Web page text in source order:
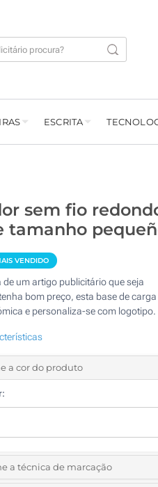
ESCRITA
sem fio
tamanho
VENDIDO
de um artigo publicitário que seja
bom preço, esta base de
e personaliza-se com logotipo.
a cor do produto
a técnica de marcação